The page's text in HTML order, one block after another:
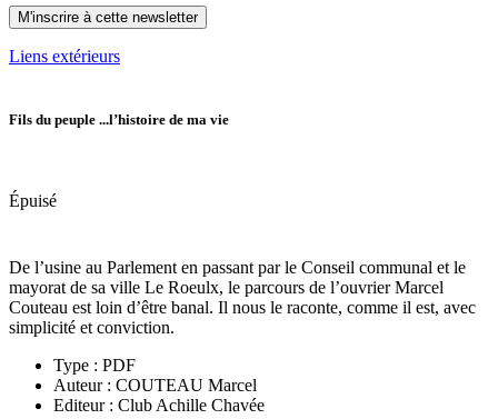
Liens extérieurs
Fils du peuple ...l’histoire de ma vie
Épuisé
De l’usine au Parlement en passant par le Conseil communal et le
mayorat de sa ville Le Roeulx, le parcours de l’ouvrier Marcel
Couteau est loin d’être banal. Il nous le raconte, comme il est, avec
simplicité et conviction.
Type : PDF
Auteur : COUTEAU Marcel
Editeur : Club Achille Chavée